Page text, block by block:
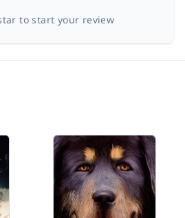
to start your review